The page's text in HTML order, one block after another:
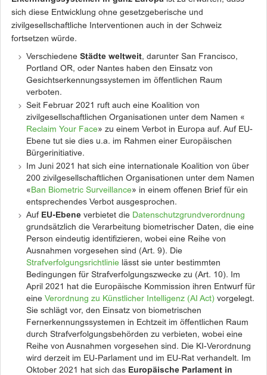
sich diese Entwicklung ohne gesetzgeberische und
zivilgesellschaftliche Interventionen auch in der Schweiz
fortsetzen würde.
Verschiedene Städte weltweit, darunter San Francisco,
Portland OR, oder Nantes haben den Einsatz von
Gesichtserkennungssystemen im öffentlichen Raum
verboten.
Seit Februar 2021 ruft auch eine Koalition von
zivilgesellschaftlichen Organisationen unter dem Namen «
Reclaim Your Face» zu einem Verbot in Europa auf. Auf EU-
Ebene tut sie dies u.a. im Rahmen einer Europäischen
Bürgerinitiative.
Im Juni 2021 hat sich eine internationale Koalition von über
200 zivilgesellschaftlichen Organisationen unter dem Namen
« Ban Biometric Surveillance» in einem offenen Brief für ein
entsprechendes Verbot ausgesprochen.
Auf EU-Ebene verbietet die Datenschutzgrundverordnung
grundsätzlich die Verarbeitung biometrischer Daten, die eine
Person eindeutig identifizieren, wobei eine Reihe von
Ausnahmen vorgesehen sind (Art. 9). Die
Strafverfolgungsrichtlinie lässt sie unter bestimmten
Bedingungen für Strafverfolgungszwecke zu (Art. 10). Im
April 2021 hat die Europäische Kommission ihren Entwurf für
eine Verordnung zu Künstlicher Intelligenz (AI Act) vorgelegt.
Sie schlägt vor, den Einsatz von biometrischen
Fernerkennungssystemen in Echtzeit im öffentlichen Raum
durch Strafverfolgungsbehörden zu verbieten, wobei eine
Reihe von Ausnahmen vorgesehen sind. Die KI-Verordnung
wird derzeit im EU-Parlament und im EU-Rat verhandelt. Im
Oktober 2021 hat sich das Europäische Parlament in